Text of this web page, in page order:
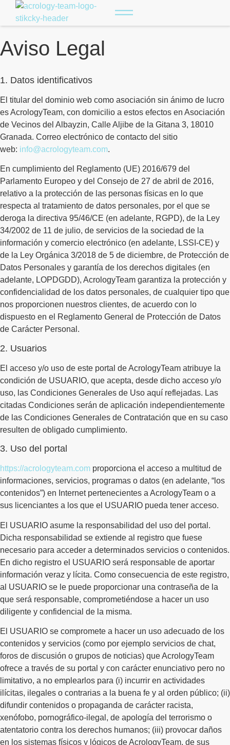
Aviso Legal
1. Datos identificativos
El titular del dominio web como asociación sin ánimo de lucro
es AcrologyTeam, con domicilio a estos efectos en Asociación
de Vecinos del Albayzin, Calle Aljibe de la Gitana 3, 18010
Granada. Correo electrónico de contacto del sitio
web: info@acrologyteam.com.
En cumplimiento del Reglamento (UE) 2016/679 del
Parlamento Europeo y del Consejo de 27 de abril de 2016,
relativo a la protección de las personas físicas en lo que
respecta al tratamiento de datos personales, por el que se
deroga la directiva 95/46/CE (en adelante, RGPD), de la Ley
34/2002 de 11 de julio, de servicios de la sociedad de la
información y comercio electrónico (en adelante, LSSI-CE) y
de la Ley Orgánica 3/2018 de 5 de diciembre, de Protección de
Datos Personales y garantía de los derechos digitales (en
adelante, LOPDGDD), AcrologyTeam garantiza la protección y
confidencialidad de los datos personales, de cualquier tipo que
nos proporcionen nuestros clientes, de acuerdo con lo
dispuesto en el Reglamento General de Protección de Datos
de Carácter Personal.
2. Usuarios
El acceso y/o uso de este portal de AcrologyTeam atribuye la
condición de USUARIO, que acepta, desde dicho acceso y/o
uso, las Condiciones Generales de Uso aquí reflejadas. Las
citadas Condiciones serán de aplicación independientemente
de las Condiciones Generales de Contratación que en su caso
resulten de obligado cumplimiento.
3. Uso del portal
https://acrologyteam.com proporciona el acceso a multitud de
informaciones, servicios, programas o datos (en adelante, “los
contenidos”) en Internet pertenecientes a AcrologyTeam o a
sus licenciantes a los que el USUARIO pueda tener acceso.
El USUARIO asume la responsabilidad del uso del portal.
Dicha responsabilidad se extiende al registro que fuese
necesario para acceder a determinados servicios o contenidos.
En dicho registro el USUARIO será responsable de aportar
información veraz y lícita. Como consecuencia de este registro,
al USUARIO se le puede proporcionar una contraseña de la
que será responsable, comprometiéndose a hacer un uso
diligente y confidencial de la misma.
El USUARIO se compromete a hacer un uso adecuado de los
contenidos y servicios (como por ejemplo servicios de chat,
foros de discusión o grupos de noticias) que AcrologyTeam
ofrece a través de su portal y con carácter enunciativo pero no
limitativo, a no emplearlos para (i) incurrir en actividades
ilícitas, ilegales o contrarias a la buena fe y al orden público; (ii)
difundir contenidos o propaganda de carácter racista,
xenófobo, pornográfico-ilegal, de apología del terrorismo o
atentatorio contra los derechos humanos; (iii) provocar daños
en los sistemas físicos y lógicos de AcrologyTeam, de sus